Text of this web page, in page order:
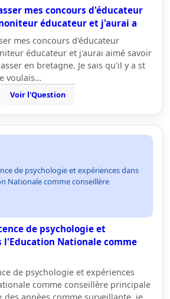
mes concours d'éducateur
éducateur et j'aurai a
mes concours d'éducateur
éducateur et j'aurai aimé savoir
en bretagne. Je sais qu'il y a st
voulais…
Voir l'Question
de psychologie et expériences dans
Nationale comme conseillère
de psychologie et
l'Education Nationale comme
de psychologie et expériences
comme conseillère principale